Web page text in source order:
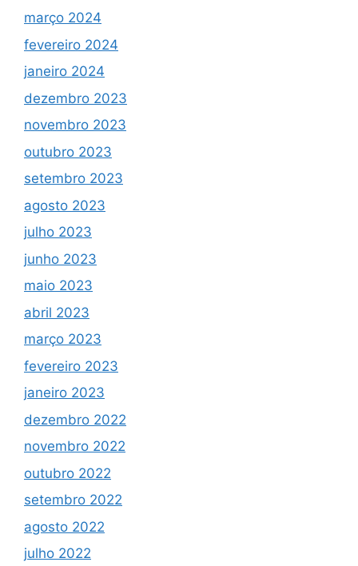
março 2024
fevereiro 2024
janeiro 2024
dezembro 2023
novembro 2023
outubro 2023
setembro 2023
agosto 2023
julho 2023
junho 2023
maio 2023
abril 2023
março 2023
fevereiro 2023
janeiro 2023
dezembro 2022
novembro 2022
outubro 2022
setembro 2022
agosto 2022
julho 2022